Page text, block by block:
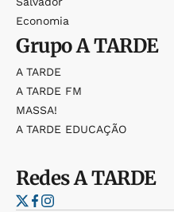
Economia
GrupoA TARDE
A TARDE
A TARDE FM
MASSA!
A TARDE EDUCAÇÃO
RedesA TARDE